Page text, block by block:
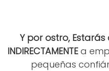
Y por ostro, Estarás
INDIRECTAMENTE a
pequeñas